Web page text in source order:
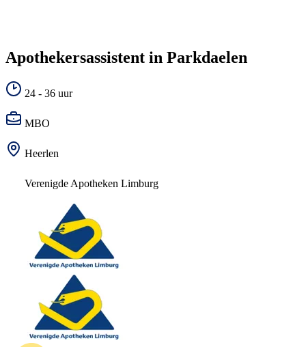
Apothekersassistent in Parkdaelen
24 - 36 uur
MBO
Heerlen
Verenigde Apotheken Limburg